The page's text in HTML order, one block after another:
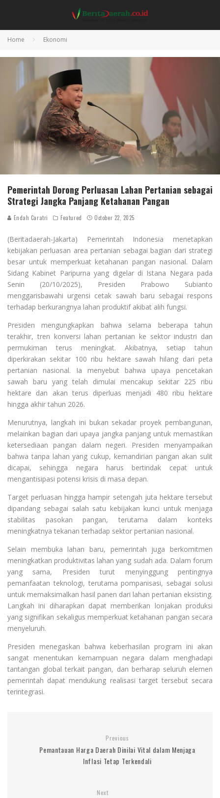
Home Ekonomi
Pemerintah Dorong Perluasan Lahan Pertanian sebagai
Strategi Jangka Panjang Ketahanan Pangan
Endah Caratri Featured October 22, 2025
(Beritadaerah-Jakarta) Pemerintah Indonesia menetapkan
kebijakan perluasan area pertanian sebagai bagian dari strategi
besar untuk memperkuat ketahanan pangan nasional. Dalam
Sidang Kabinet Paripurna yang digelar di Istana Negara pada
Senin (20/10/2025), Presiden Prabowo Subianto
menggarisbawahi urgensi cetak sawah baru sebagai respons
terhadap berkurangnya lahan produktif akibat alih fungsi.
Presiden mengungkapkan bahwa selama beberapa tahun
terakhir, tren konversi lahan pertanian ke sektor industri dan
permukiman terus meningkat. Akibatnya, setiap tahun
diperkirakan sekitar 100 ribu hektare sawah hilang dari peta
pertanian nasional. Ia menyebut bahwa upaya pencetakan
sawah baru yang telah dimulai mencakup sekitar 225 ribu
hektare dan akan terus diperluas menjadi 480 ribu hektare
hingga akhir tahun 2026.
Menurutnya, langkah ini bukan sekadar proyek pembangunan,
melainkan bagian dari upaya jangka panjang untuk memastikan
ketersediaan pangan dalam negeri. Presiden menyampaikan
bahwa tanpa lahan yang cukup, kemandirian pangan akan sulit
dicapai, sehingga negara harus bertindak cepat untuk
mengantisipasi potensi krisis di masa depan.
Target perluasan hingga hampir setengah juta hektare tersebut
dipandang sebagai salah satu kebijakan kunci untuk menjaga
stabilitas pasokan pangan, terutama dalam konteks
meningkatnya tekanan terhadap sektor pertanian nasional.
Selain membuka lahan baru, pemerintah juga berkomitmen
meningkatkan produktivitas lahan yang sudah ada. Dalam forum
yang sama, Presiden turut menyinggung pentingnya
pemanfaatan teknologi, terutama pompanisasi, sebagai solusi
untuk memaksimalkan hasil panen dari lahan pertanian eksisting.
Langkah ini diharapkan dapat memberikan lonjakan produksi
yang signifikan sekaligus memperkuat ketahanan pangan secara
menyeluruh.
Presiden menegaskan bahwa keberhasilan program ini akan
sangat menentukan kemampuan negara dalam menghadapi
tantangan global terkait pangan, dan berharap seluruh elemen
pemerintah dapat mendukung realisasi target tersebut secara
terintegrasi.
Previous
Pemantauan Harga Daerah Dinilai Vital dalam Menjaga
Inflasi Tetap Terkendali
Next